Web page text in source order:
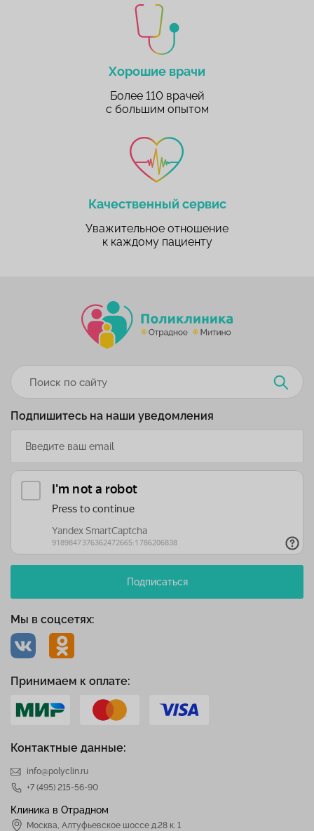
Хорошие врачи
Более 110 врачей
с большим опытом
Качественный сервис
Уважительное отношение
к каждому пациенту
Контактные данные:
info@polyclin.ru
+7 (495) 215-56-90
Клиника в Отрадном
Москва, Алтуфьевское шоссе д.28 к. 1
Мы в соцсетях:
Подпишитесь на наши уведомления
Подписаться
Принимаем к оплате: